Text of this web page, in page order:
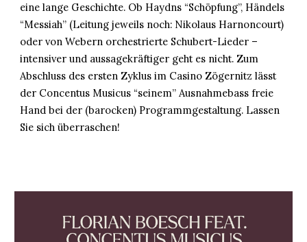
eine lange Geschichte. Ob Haydns “Schöpfung”, Händels
“Messiah” (Leitung jeweils noch: Nikolaus Harnoncourt)
oder von Webern orchestrierte Schubert-Lieder –
intensiver und aussagekräftiger geht es nicht. Zum
Abschluss des ersten Zyklus im Casino Zögernitz lässt
der Concentus Musicus “seinem” Ausnahmebass freie
Hand bei der (barocken) Programmgestaltung. Lassen
Sie sich überraschen!